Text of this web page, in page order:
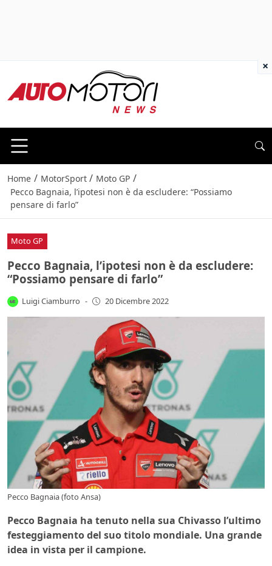
Home / MotorSport / Moto GP /
Pecco Bagnaia, l’ipotesi non è da escludere: “Possiamo
pensare di farlo”
Moto GP
Pecco Bagnaia, l’ipotesi non è da escludere:
“Possiamo pensare di farlo”
Luigi Ciamburro - 20 Dicembre 2022
Pecco Bagnaia (foto Ansa)
Pecco Bagnaia ha tenuto nella sua Chivasso l’ultimo
festeggiamento del suo titolo mondiale. Una grande
idea in vista per il campione.
×